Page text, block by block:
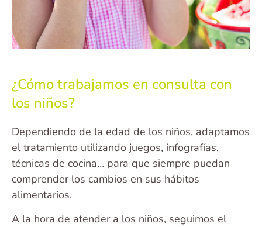
¿Cómo trabajamos en consulta con
los niños?
Dependiendo de la edad de los niños, adaptamos
el tratamiento utilizando juegos, infografías,
técnicas de cocina… para que siempre puedan
comprender los cambios en sus hábitos
alimentarios.
A la hora de atender a los niños, seguimos el